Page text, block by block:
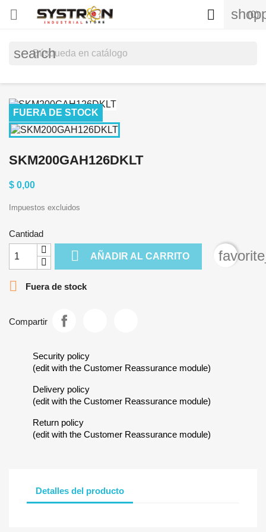
 (0)

search
FUERA DE STOCK
SKM200GAH126DKLT
$ 0,00
Impuestos excluidos
Cantidad
 AÑADIR AL CARRITO

Fuera de stock
Compartir
Security policy
(edit with the Customer Reassurance module)
Delivery policy
(edit with the Customer Reassurance module)
Return policy
(edit with the Customer Reassurance module)
Detalles del producto